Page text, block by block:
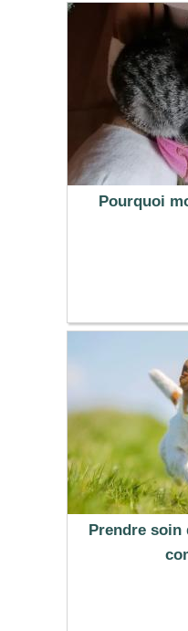
Pourquoi
Prendre soin